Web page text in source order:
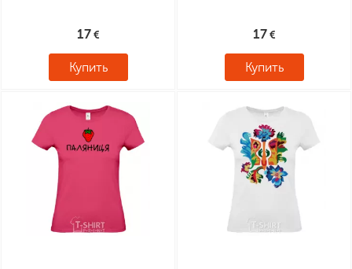
17
Купить
17
Купить